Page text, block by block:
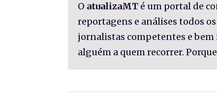
O atualizaMT é um portal de
reportagens e análises todos
jornalistas competentes e bem
alguém a quem recorrer.